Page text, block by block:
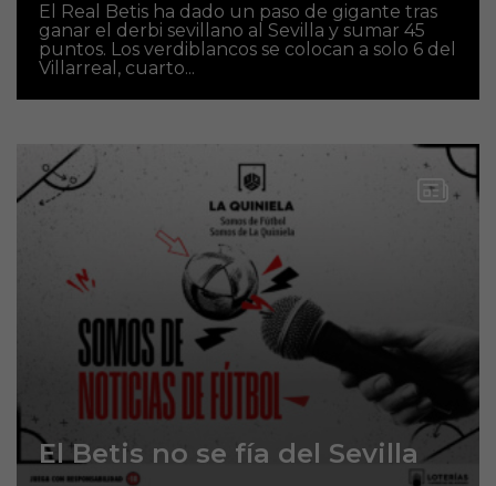
El Real Betis ha dado un paso de gigante tras
ganar el derbi sevillano al Sevilla y sumar 45
puntos. Los verdiblancos se colocan a solo 6 del
Villarreal, cuarto...
El Betis no se fía del Sevilla